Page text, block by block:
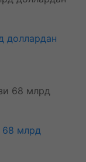
доллардан
68 млрд